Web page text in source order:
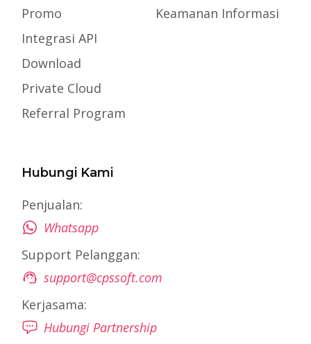
Promo
Integrasi API
Download
Private Cloud
Referral Program
Keamanan Informasi
Hubungi Kami
Penjualan:
Whatsapp
Support Pelanggan:
support@cpssoft.com
Kerjasama:
Hubungi Partnership